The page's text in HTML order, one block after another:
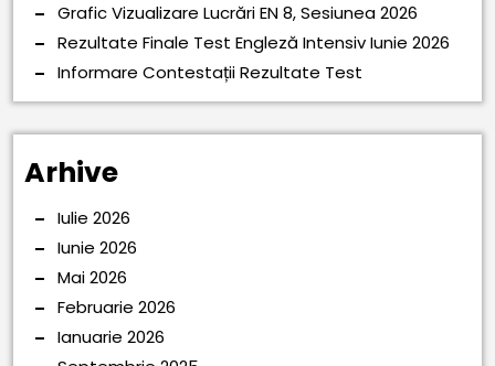
Grafic Vizualizare Lucrări EN 8, Sesiunea 2026
Rezultate Finale Test Engleză Intensiv Iunie 2026
Informare Contestații Rezultate Test
Arhive
Iulie 2026
Iunie 2026
Mai 2026
Februarie 2026
Ianuarie 2026